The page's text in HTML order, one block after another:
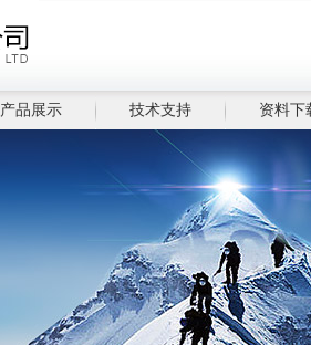
产品展示 技术支持 资料下